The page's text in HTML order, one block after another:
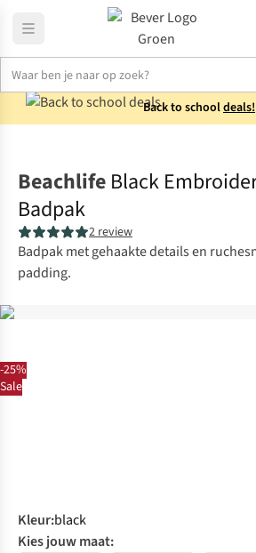
Back to schooldeals!
-25%
Sale
Beachlife Black
Badpak
2 review
Badpak met gehaakte details en
padding.
Kleur:black
Kies jouw maat: